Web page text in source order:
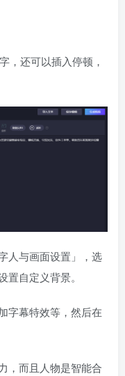
，还可以插入停顿，
人与画面设置」，选
自定义背景。
字幕特效等，然后在
，而且人物是智能合